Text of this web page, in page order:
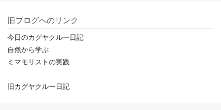
旧ブログへのリンク
今日のカグヤクルー日記
自然から学ぶ
ミマモリストの実践
旧カグヤクルー日記